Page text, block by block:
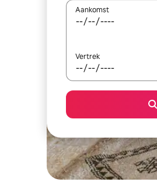
Aankomst
Vertrek